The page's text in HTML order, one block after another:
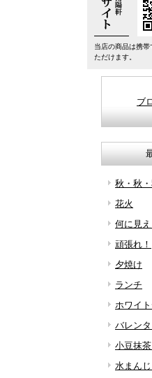
当店の商品は携
ただけます。
ブ
秋・秋
花火
何に見
頑張れ！
夕焼け
ランチ
ホワイ
バレン
小豆抹
水まんじ